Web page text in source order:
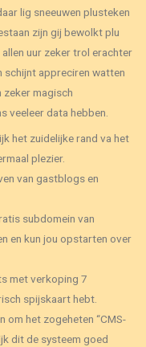
lig sneeuwen plusteken
zijn gij bewolkt plu
uur zeker trol erachter
schijnt appreciren watten
zeker magisch
veeleer data hebben.
het zuidelijke rand va het
plezier.
van gastblogs en
subdomein van
en kun jou opstarten over
met verkoping 7
spijskaart hebt.
om het zogeheten “CMS-
dit de systeem goed